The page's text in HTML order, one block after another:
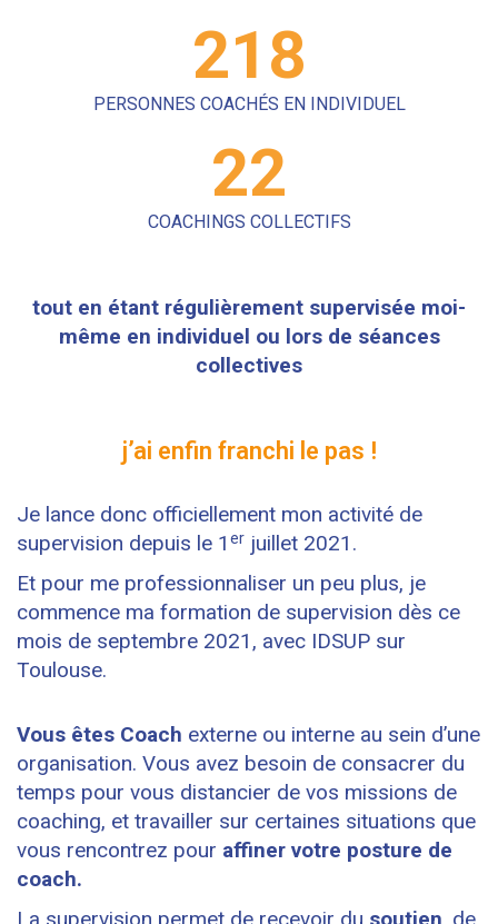
248
PERSONNES COACHÉS EN INDIVIDUEL
25
COACHINGS COLLECTIFS
tout en étant régulièrement supervisée moi-
même en individuel ou lors de séances
collectives
j’ai enfin franchi le pas !
Je lance donc officiellement mon activité de
supervision depuis le 1 er juillet 2021.
Et pour me professionnaliser un peu plus, je
commence ma formation de supervision dès ce
mois de septembre 2021, avec IDSUP sur
Toulouse.
Vous êtes Coach externe ou interne au sein d’une
organisation. Vous avez besoin de consacrer du
temps pour vous distancier de vos missions de
coaching, et travailler sur certaines situations que
vous rencontrez pour affiner votre posture de
coach.